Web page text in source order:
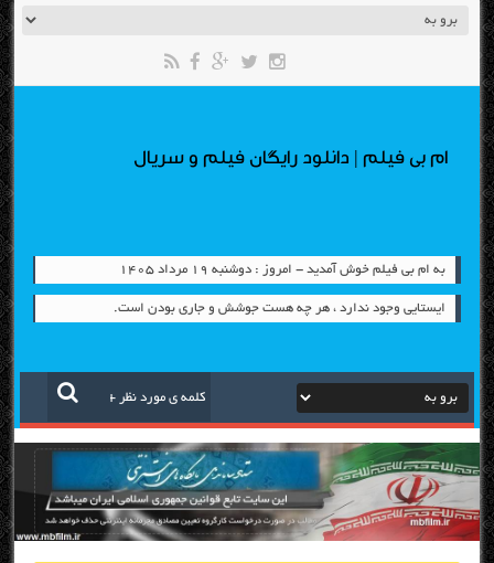
ام بی فیلم | دانلود رایگان فیلم و سریال
به ام بی فیلم خوش آمدید - امروز : دوشنبه ۱۹ مرداد ۱۴۰۵
ایستایی وجود ندارد ، هر چه هست جوشش و جاری بودن است.